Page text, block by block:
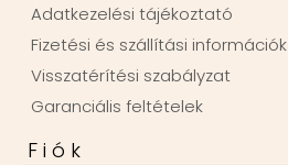
Adatkezelési tájékoztató
Fizetési és szállítási információk
Visszatérítési szabályzat
Garanciális feltételek
Fiók